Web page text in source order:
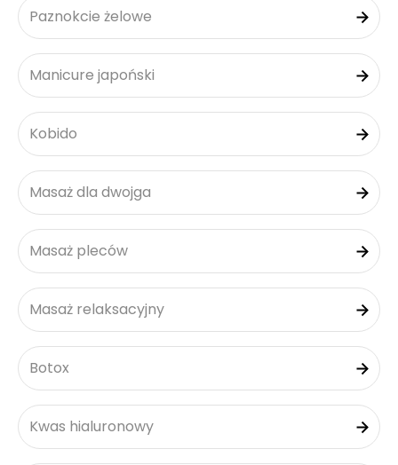
Paznokcie żelowe
Manicure japoński
Kobido
Masaż dla dwojga
Masaż pleców
Masaż relaksacyjny
Botox
Kwas hialuronowy